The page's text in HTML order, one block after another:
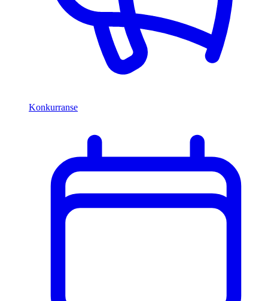
Konkurranse